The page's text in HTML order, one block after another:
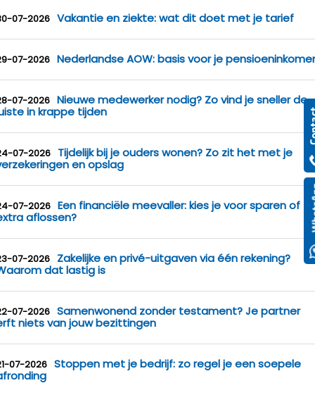
07-2026 Vakantie en ziekte: wat dit doet met je tarief
07-2026 Nederlandse AOW: basis voor je
07-2026 Nieuwe medewerker nodig? Zo vind je sneller de
in krappe tijden
07-2026 Tijdelijk bij je ouders wonen? Zo zit het met je
en opslag
07-2026 Een financiële meevaller: kies je voor sparen of
aflossen?
07-2026 Zakelijke en privé-uitgaven via één rekening?
dat lastig is
07-2026 Samenwonend zonder testament? Je partner
niets van jouw bezittingen
07-2026 Stoppen met je bedrijf: zo regel je een soepele